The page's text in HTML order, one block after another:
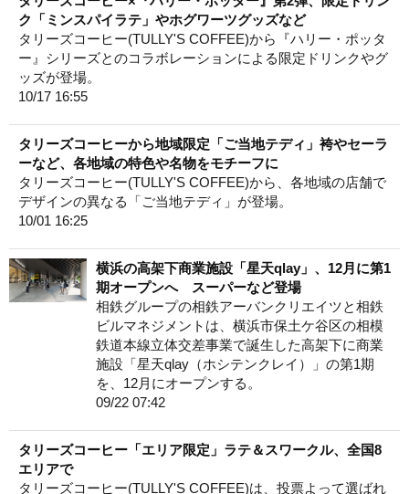
ク「ミンスパイラテ」やホグワーツグッズなど
タリーズコーヒー(TULLY'S COFFEE)から『ハリー・ポッタ
ー』シリーズとのコラボレーションによる限定ドリンクやグ
ッズが登場。
10/17 16:55
タリーズコーヒーから地域限定「ご当地テディ」袴やセーラ
ーなど、各地域の特色や名物をモチーフに
タリーズコーヒー(TULLY'S COFFEE)から、各地域の店舗で
デザインの異なる「ご当地テディ」が登場。
10/01 16:25
横浜の高架下商業施設「星天qlay」、12月に第1
期オープンへ スーパーなど登場
相鉄グループの相鉄アーバンクリエイツと相鉄
ビルマネジメントは、横浜市保土ケ谷区の相模
鉄道本線立体交差事業で誕生した高架下に商業
施設「星天qlay（ホシテンクレイ）」の第1期
を、12月にオープンする。
09/22 07:42
タリーズコーヒー「エリア限定」ラテ＆スワークル、全国8
エリアで
タリーズコーヒー(TULLY'S COFFEE)は、投票よって選ばれ